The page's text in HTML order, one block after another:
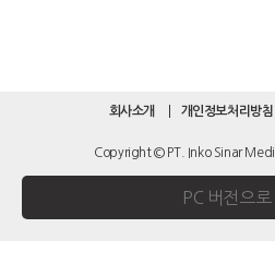
회사소개 개인정보처리방침
Copyright © PT. Inko Sinar
PC 버전으로